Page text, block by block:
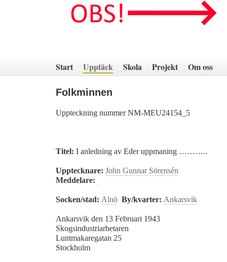
innehåll
Start Upptäck Skola Projekt Om oss
Folkminnen
Uppteckning nummer NM-MEU24154_5
Titel: I anledning av Eder uppmaning ………..
Upptecknare: John Gunnar Sörensén
Meddelare:
Socken/stad: Alnö By/kvarter: Ankarsvik
Ankarsvik den 13 Februari 1943
Skogsindustriarbetaren
Luntmakaregatan 25
Stockholm